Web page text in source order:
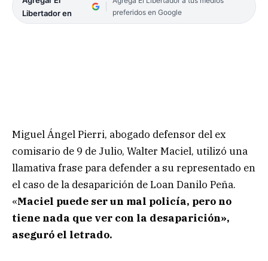
Libertador en
preferidos en Google
Miguel Ángel Pierri, abogado defensor del ex
comisario de 9 de Julio, Walter Maciel, utilizó una
llamativa frase para defender a su representado en
el caso de la desaparición de Loan Danilo Peña.
«Maciel puede ser un mal policía, pero no
tiene nada que ver con la desaparición»,
aseguró el letrado.